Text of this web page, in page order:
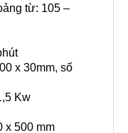
từ: 105 –
x 30mm, số
Kw
x 500 mm